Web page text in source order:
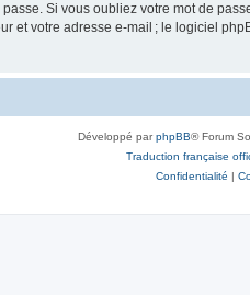
Si vous oubliez votre mot de
et votre adresse e-mail ; le logiciel
Développé parphpBB® Forum
Traduction française
Confidentialité |